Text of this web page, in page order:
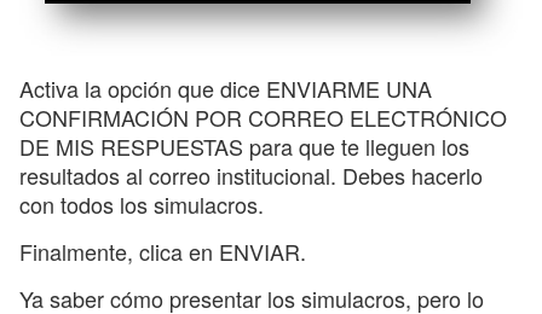
Activa la opción que dice ENVIARME UNA
CONFIRMACIÓN POR CORREO ELECTRÓNICO
DE MIS RESPUESTAS para que te lleguen los
resultados al correo institucional. Debes hacerlo
con todos los simulacros.
Finalmente, clica en ENVIAR.
Ya saber cómo presentar los simulacros, pero lo